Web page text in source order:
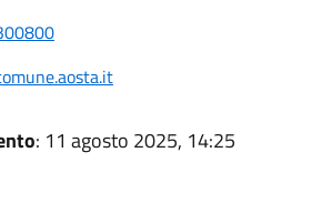
: 11 agosto 2025, 14:25